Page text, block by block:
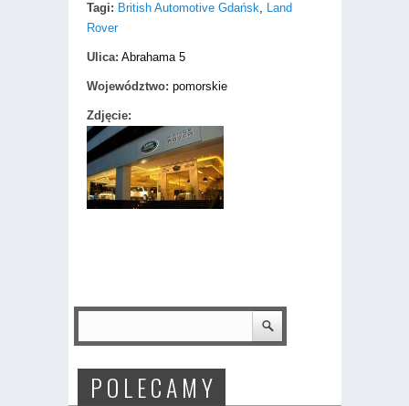
Tagi: British Automotive Gdańsk
Land
Rover
Ulica: Abrahama 5
Województwo: pomorskie
Zdjęcie:
P O L E C A M Y